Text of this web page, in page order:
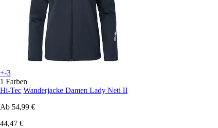
+-3
1 Farben
Hi-Tec Wanderjacke Damen Lady Neti II
Ab 54,99 €
44,47 €